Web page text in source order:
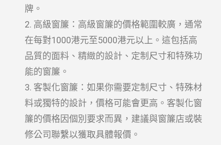
牌。
高級窗簾：高級窗簾的價格範圍較廣，通常
在每對1000港元至5000港元以上。這包括高
品質的面料、精緻的設計、定制尺寸和特殊功
能的窗簾。
客製化窗簾：如果你需要定制尺寸、特殊材
料或獨特的設計，價格可能會更高。客製化窗
簾的價格因個別要求而異，建議與窗簾店或裝
修公司聯繫以獲取具體報價。